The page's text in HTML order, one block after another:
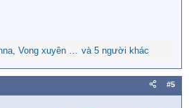
, Vong xuyên bỉ ngạn và 5 người khác
#5